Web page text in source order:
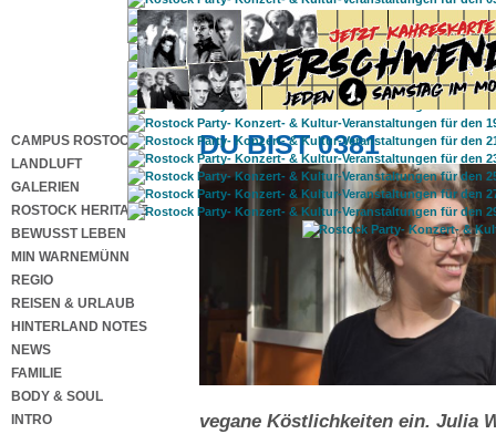
CAMPUS ROSTOCK
LANDLUFT
GALERIEN
ROSTOCK HERITAGE
BEWUSST LEBEN
MIN WARNEMÜNN
REGIO
REISEN & URLAUB
HINTERLAND NOTES
NEWS
FAMILIE
BODY & SOUL
INTRO
DU BIST 0381
vegane Köstlichkeiten ein. Julia